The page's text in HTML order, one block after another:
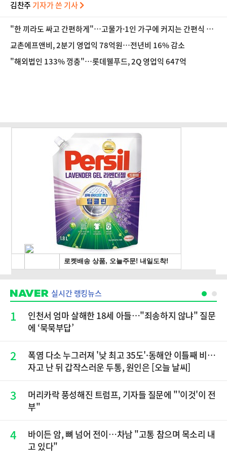
김찬주 기자가 쓴 기사
"한 끼라도 싸고 간편하게"…고물가·1인 가구에 커지는 간편식 시
장
교촌에프앤비, 2분기 영업익 78억원…전년비 16% 감소
"해외법인 133% 껑충"…롯데웰푸드, 2Q 영업익 647억
실시간 랭킹뉴스
1
인천서 엄마 살해한 18세 아들…"죄송하지 않냐" 질문
에 ‘묵묵부답’
2
폭염 다소 누그러져 '낮 최고 35도'·동해안 이틀째 비…
자고 난 뒤 갑작스러운 두통, 원인은 [오늘 날씨]
3
머리카락 풍성해진 트럼프, 기자들 질문에 "'이것'이 전
부"
4
바이든 암, 뼈 넘어 전이…차남 "고통 참으며 목소리 내
고 있다"